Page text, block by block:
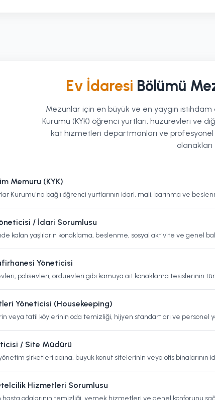
Ev İdaresi Bölümü
Mezunlar için en büyük ve en yaygın istihdam
Kurumu (KYK) öğrenci yurtları, huzurevleri ve
kat hizmetleri departmanları ve
olanakları
Memuru (KYK)
Kurumu'na bağlı öğrenci yurtlarının idari, mali, barınma ve
/ İdari Sorumlusu
kalan yaşlıların konaklama, beslenme, sosyal aktivite ve genel
Yöneticisi
polisevleri, orduevleri gibi kamuya ait konaklama tesislerinin
Yöneticisi (Housekeeping)
veya tatil köylerinin oda temizliği, hijyen standartları ve personel
/ Site Müdürü
şirketleri adına, büyük konut sitelerinin veya ofis
Hizmetleri Sorumlusu